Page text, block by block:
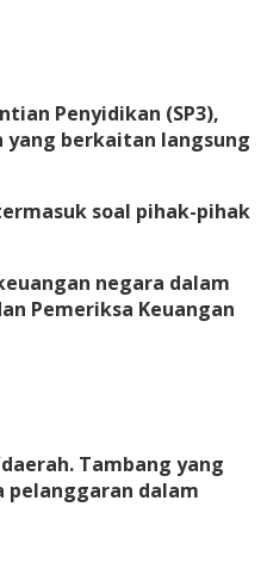
Penyidikan (SP3),
yang berkaitan langsung
soal pihak-pihak
negara dalam
Pemeriksa Keuangan
Tambang yang
pelanggaran dalam